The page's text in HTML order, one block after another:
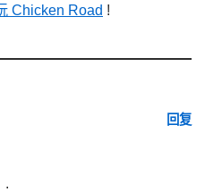
Chicken Road !
回复
.